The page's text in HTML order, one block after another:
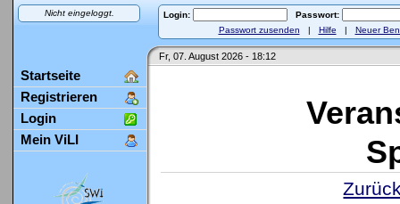
Nicht eingeloggt. Login:
Passwort:
Passwort zusenden | Hilfe | Neuer
Fr, 07. August 2026 - 18:12
Startseite
Registrieren
Login
Mein ViLI